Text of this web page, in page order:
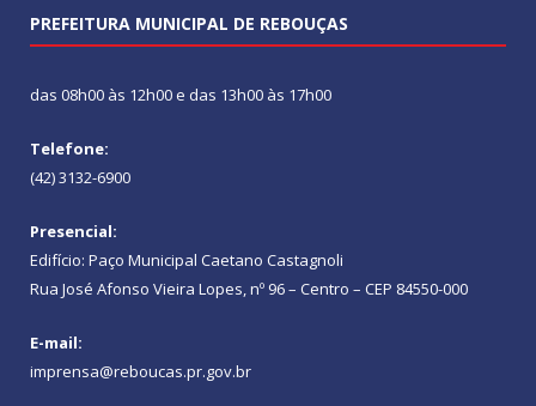
PREFEITURA MUNICIPAL DE REBOUÇAS
das 08h00 às 12h00 e das 13h00 às 17h00
Telefone:
(42) 3132-6900
Presencial:
Edifício: Paço Municipal Caetano Castagnoli
Rua José Afonso Vieira Lopes, nº 96 – Centro – CEP 84550-000
E-mail:
imprensa@reboucas.pr.gov.br